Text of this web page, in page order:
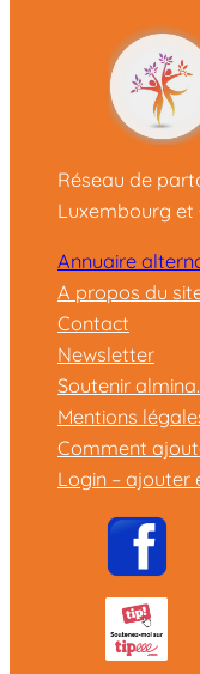
Réseau de
Luxembourg et
Annuaire
A propos du
Contact
Newsletter
Soutenir
Mentions
Comment
Login – ajouter